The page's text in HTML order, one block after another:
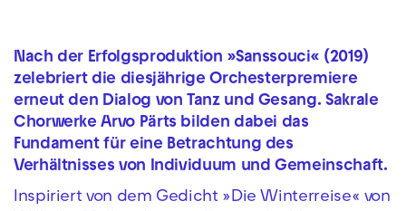
Nach der Erfolgsproduktion »Sanssouci« (2019)
zelebriert die diesjährige Orchesterpremiere
erneut den Dialog von Tanz und Gesang. Sakrale
Chorwerke Arvo Pärts bilden dabei das
Fundament für eine Betrachtung des
Verhältnisses von Individuum und Gemeinschaft.
Inspiriert von dem Gedicht »Die Winterreise« von